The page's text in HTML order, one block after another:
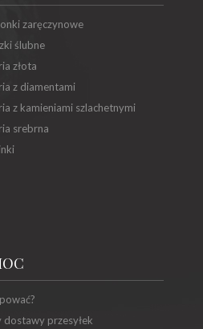
zaręczynowe
ślubne
złota
z diamentami
z kamieniami szlachetnymi
srebrna
dostawy przesyłek